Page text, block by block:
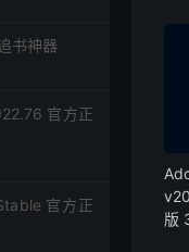
版
书神器
官方正
官方正